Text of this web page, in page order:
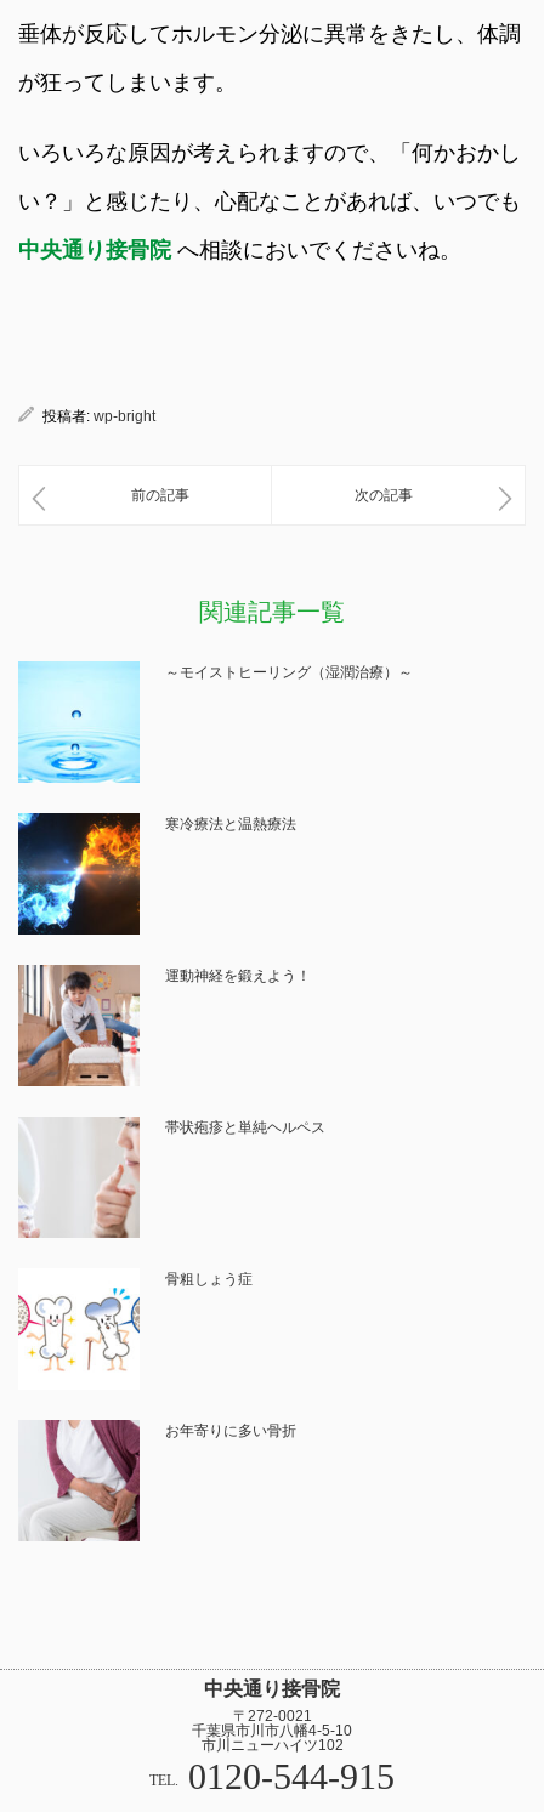
垂体が反応してホルモン分泌に異常をきたし、体調
が狂ってしまいます。
いろいろな原因が考えられますので、「何かおかし
い？」と感じたり、心配なことがあれば、いつでも
中央通り接骨院 へ相談においでくださいね。
投稿者: wp-bright
前の記事 次の記事
関連記事一覧
～モイストヒーリング（湿潤治療）～
寒冷療法と温熱療法
運動神経を鍛えよう！
帯状疱疹と単純ヘルペス
骨粗しょう症
お年寄りに多い骨折
中央通り接骨院
〒272-0021
千葉県市川市八幡4-5-10
市川ニューハイツ102
TEL. 0120-544-915